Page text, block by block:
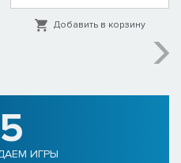
Добавить в корзину
ИГРЫ